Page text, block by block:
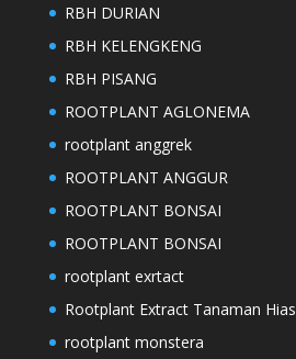
RBH DURIAN
RBH KELENGKENG
RBH PISANG
ROOTPLANT AGLONEMA
rootplant anggrek
ROOTPLANT ANGGUR
ROOTPLANT BONSAI
ROOTPLANT BONSAI
rootplant exrtact
Rootplant Extract Tanaman Hias
rootplant monstera